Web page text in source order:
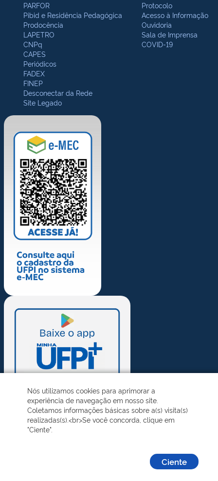
PARFOR
Pibid e Residência Pedagógica
Prodocência
LAPETRO
CNPq
CAPES
Periódicos
FADEX
FINEP
Desconectar da Rede
Site Legado
Protocolo
Acesso à Informação
Ouvidoria
Sala de Imprensa
COVID-19
Nós utilizamos cookies para aprimorar a
experiência de navegação em nosso site.
Coletamos informações básicas sobre a(s) visita(s)
realizadas(s).<br>Se você concorda, clique em
"Ciente".
Ciente